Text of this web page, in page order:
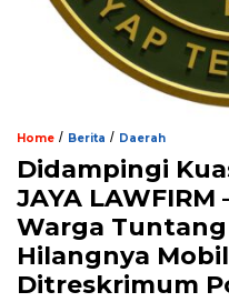
Home / Berita / Daerah
Didampingi
JAYA LAWFIRM
Warga
Hilangnya
Ditreskrimum